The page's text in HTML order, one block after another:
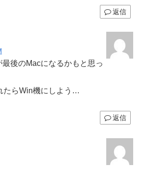
返信
後のMacになるかもと思っ
たらWin機にしよう…
返信